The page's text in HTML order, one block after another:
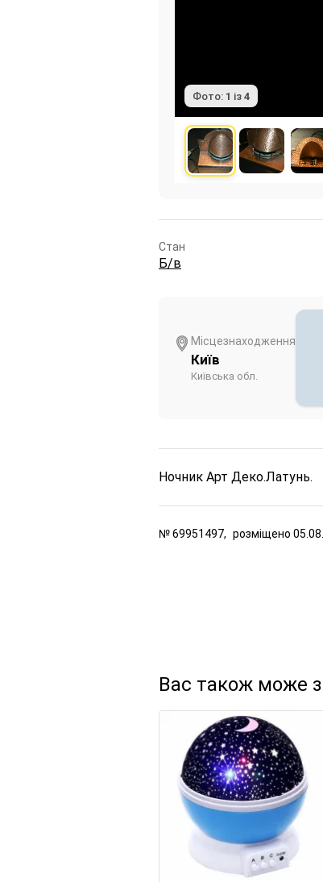
Фото: 1 із 4
Стан
Б/в
Місцезнаходження
Київ
Київська обл.
Ночник Арт Деко.Латунь.
№69951497, розміщено
Вас також може